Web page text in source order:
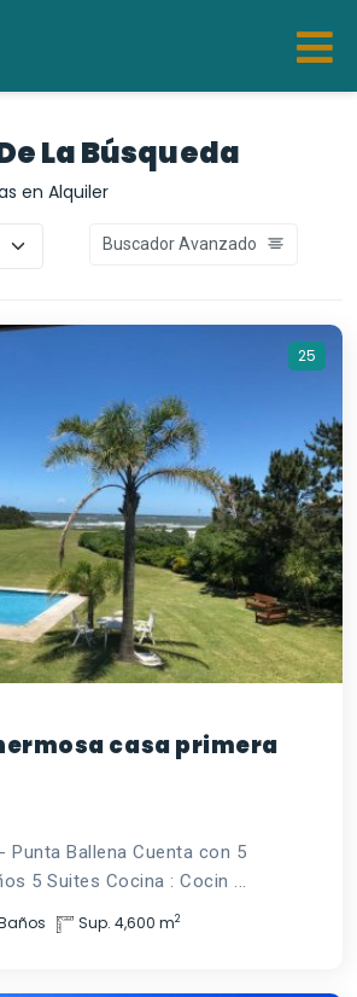
La Búsqueda
en Alquiler
Buscador Avanzado
25
casa primera
Punta Ballena Cuenta con 5
5 Suites Cocina : Cocin ...
Sup. 4,600 m2